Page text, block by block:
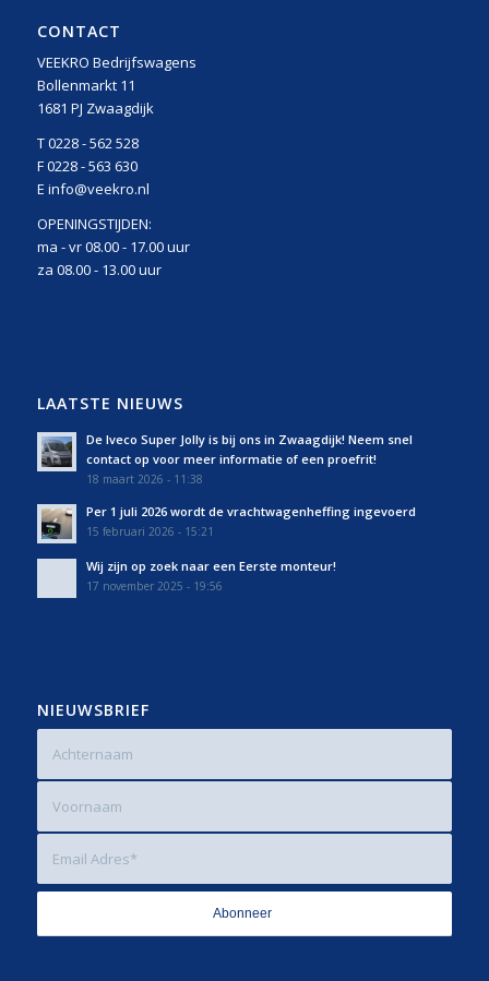
CONTACT
VEEKRO Bedrijfswagens
Bollenmarkt 11
1681 PJ Zwaagdijk
T 0228 - 562 528
F 0228 - 563 630
E info@veekro.nl
OPENINGSTIJDEN:
ma - vr 08.00 - 17.00 uur
za 08.00 - 13.00 uur
LAATSTE NIEUWS
De Iveco Super Jolly is bij ons in Zwaagdijk! Neem snel
contact op voor meer informatie of een proefrit!
18 maart 2026 - 11:38
Per 1 juli 2026 wordt de vrachtwagenheffing ingevoerd
15 februari 2026 - 15:21
Wij zijn op zoek naar een Eerste monteur!
17 november 2025 - 19:56
NIEUWSBRIEF